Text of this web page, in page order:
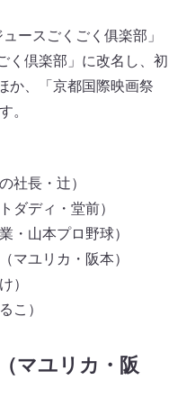
ースごくごく俱楽部」
く倶楽部」に改名し、初
か、「京都国際映画祭
。
社長・辻）
ダディ・堂前）
・山本プロ野球）
マユリカ・阪本）
）
こ）
マユリカ・阪